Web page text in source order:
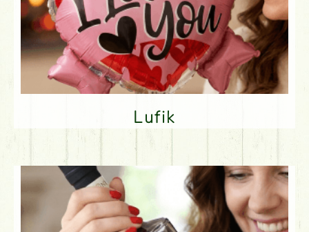
Lufik